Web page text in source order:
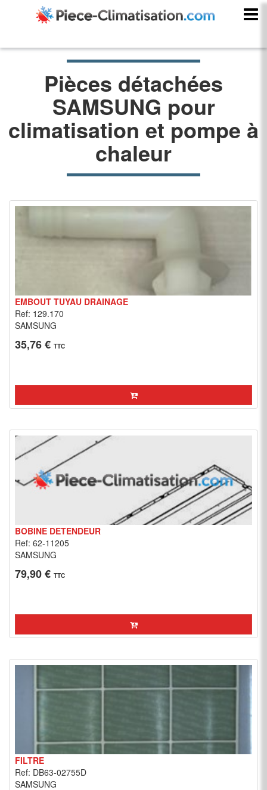
Pièces détachées
SAMSUNG pour
climatisation et pompe à
chaleur
EMBOUT TUYAU DRAINAGE
Ref: 129.170
SAMSUNG
35,76 € TTC
BOBINE DETENDEUR
Ref: 62-11205
SAMSUNG
79,90 € TTC
FILTRE
Ref: DB63-02755D
SAMSUNG